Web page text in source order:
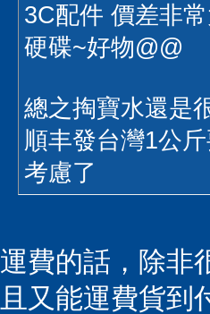
3C配件 價差非
硬碟~好物@@
總之掏寶水還是
順丰發台灣1公
考慮了
運費的話，除非
且又能運費貨到